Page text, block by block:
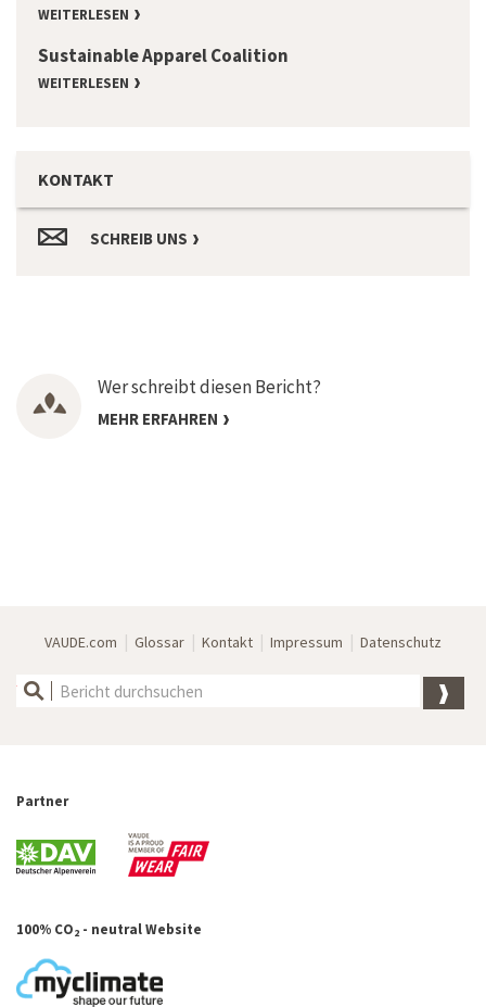
WEITERLESEN
Sustainable Apparel Coalition
WEITERLESEN
KONTAKT
SCHREIB UNS
Wer schreibt diesen Bericht?
MEHR ERFAHREN
VAUDE.com | Glossar | Kontakt | Impressum | Datenschutz
Partner
100% CO2 - neutral Website